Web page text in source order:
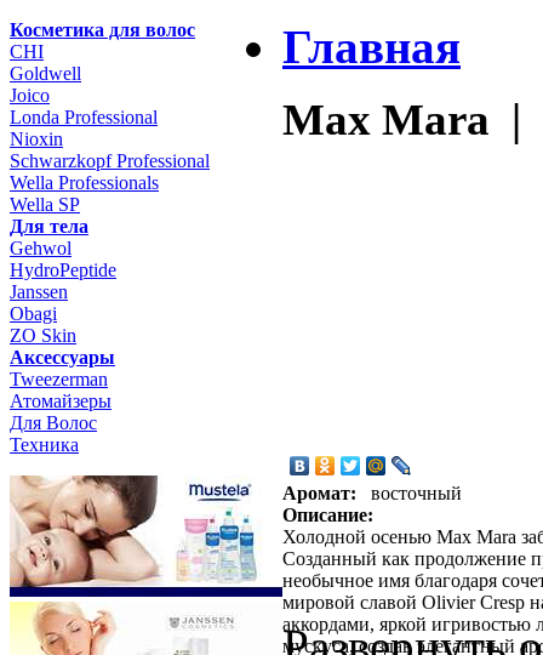
Косметика для волос
CHI
Goldwell
Joico
Londa Professional
Nioxin
Schwarzkopf Professional
Wella Professionals
Wella SP
Для тела
Gehwol
HydroPeptide
Janssen
Obagi
ZO Skin
Aксессуары
Tweezerman
Атомайзеры
Для Волос
Техника
Главная
Max Mara |
Аромат:
восточный
Описание:
Холодной осенью Max Mara
Созданный как продолжение
необычное имя благодаря
мировой славой Olivier Cresp
аккордами, яркой игривостью
мускуса, создав элегантный